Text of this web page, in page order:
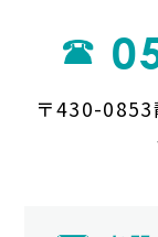
〒430-